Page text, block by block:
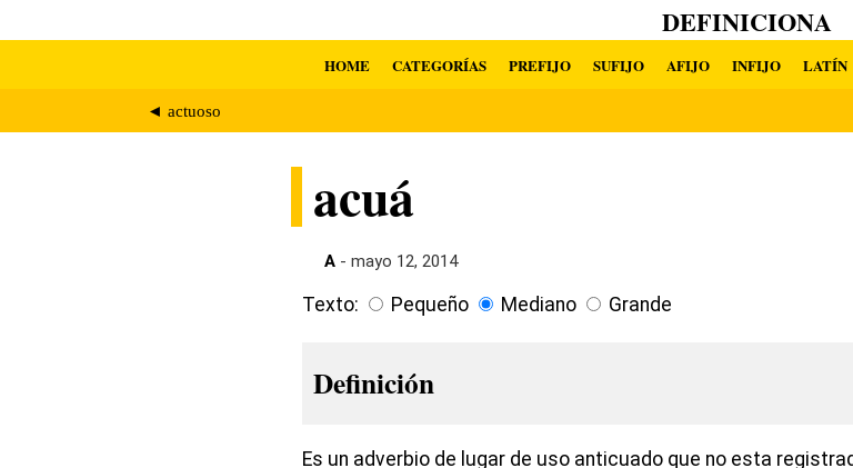
DEFINICIONA
HOME CATEGORÍAS PREFIJO SUFIJO AFIJO INFIJO LATÍN
◄ actuoso
acuá
A - mayo 12, 2014
Texto: Pequeño Mediano Grande
Definición
Es un adverbio de lugar de uso anticuado que no esta